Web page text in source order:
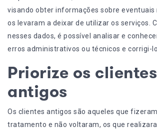
visando obter informações sobre eventuais
os levaram a deixar de utilizar os serviços.
nesses dados, é possível analisar e
erros administrativos ou técnicos e corrigi-
Priorize os clientes
antigos
Os clientes antigos são aqueles que
tratamento e não voltaram, os que